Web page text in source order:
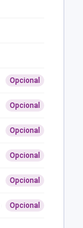
Opcional
Opcional
Opcional
Opcional
Opcional
Opcional